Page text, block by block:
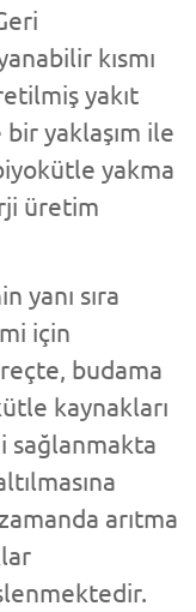
kısmı
yakıt
yaklaşım ile
yakma
üretim
yanı sıra
için
budama
kaynakları
sağlanmakta
arıtma